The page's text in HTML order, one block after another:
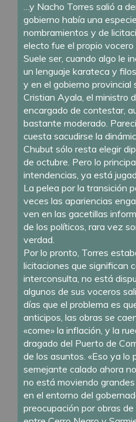
…y Nacho Torres salió a
gobierno había una
nombramientos y de
electo fue el propio
Suele ser, cuando algo le
un lenguaje karateca y
y en el gobierno provincial
Cristian Ayala, el ministro
encargado de contestar,
bastante moderado.
cuesta sacudirse la
Chubut sólo resta elegir
de octubre. Pero lo
intendencias, ya está
La pelea por la transición
veces las apariencias
ven en las gacetillas
de los políticos, rara vez
verdad.
Por lo pronto, Torres
licitaciones que significan
interconsulta, no está
algunos de sus voceros
días que el problema es
anticipos, las obras se
«come» la inflación, y la
dragado del Puerto de
de los asuntos. «Eso ya lo
semejante calado ahora
no está moviendo
en el entorno del
preocupación por obras